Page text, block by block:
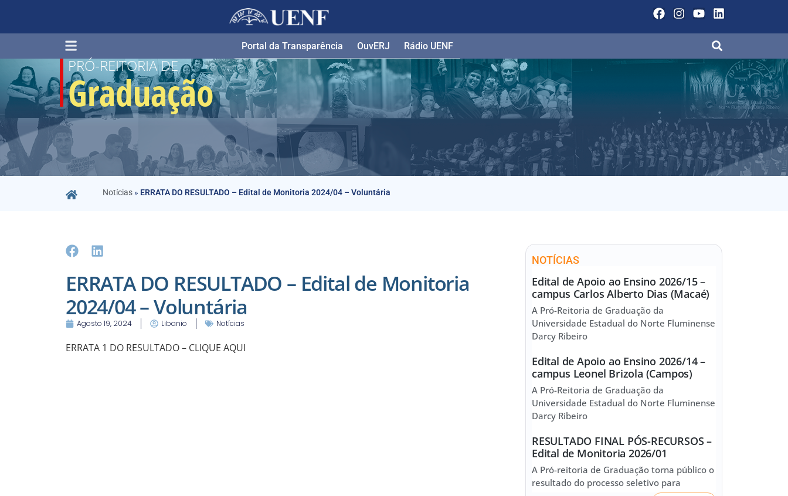
Portal da Transparência​ OuvERJ Rádio UENF
PRÓ-REITORIA DE
Graduação
Notícias» ERRATA DO RESULTADO – Edital de Monitoria 2024/04 – Voluntária
ERRATA DO RESULTADO – Edital de Monitoria
2024/04 – Voluntária
Agosto 19, 2024 Libanio Notícias
ERRATA 1 DO RESULTADO – CLIQUE AQUI
NOTÍCIAS
Edital de Apoio ao Ensino 2026/15 –
campus Carlos Alberto Dias (Macaé)
A Pró-Reitoria de Graduação da
Universidade Estadual do Norte Fluminense
Darcy Ribeiro
Edital de Apoio ao Ensino 2026/14 –
campus Leonel Brizola (Campos)
A Pró-Reitoria de Graduação da
Universidade Estadual do Norte Fluminense
Darcy Ribeiro
RESULTADO FINAL PÓS-RECURSOS –
Edital de Monitoria 2026/01
A Pró-reitoria de Graduação torna público o
resultado do processo seletivo para